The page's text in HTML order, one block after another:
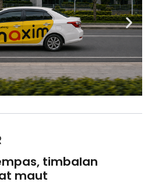
timbalan
maut